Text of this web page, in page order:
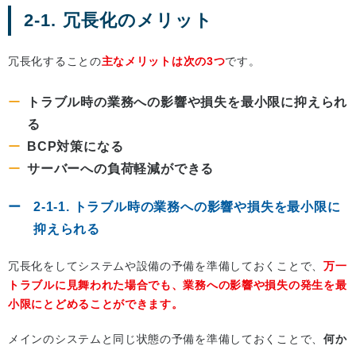
2-1. 冗長化のメリット
冗長化することの主なメリットは次の3つです。
トラブル時の業務への影響や損失を最小限に抑えられ
る
BCP対策になる
サーバーへの負荷軽減ができる
2-1-1. トラブル時の業務への影響や損失を最小限に
抑えられる
冗長化をしてシステムや設備の予備を準備しておくことで、 万一
トラブルに見舞われた場合でも、業務への影響や損失の発生を最
小限にとどめることができます。
メインのシステムと同じ状態の予備を準備しておくことで、 何か